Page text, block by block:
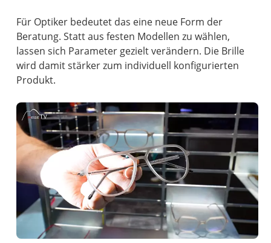
Für Optiker bedeutet das eine neue Form der
Beratung. Statt aus festen Modellen zu wählen,
lassen sich Parameter gezielt verändern. Die Brille
wird damit stärker zum individuell konfigurierten
Produkt.